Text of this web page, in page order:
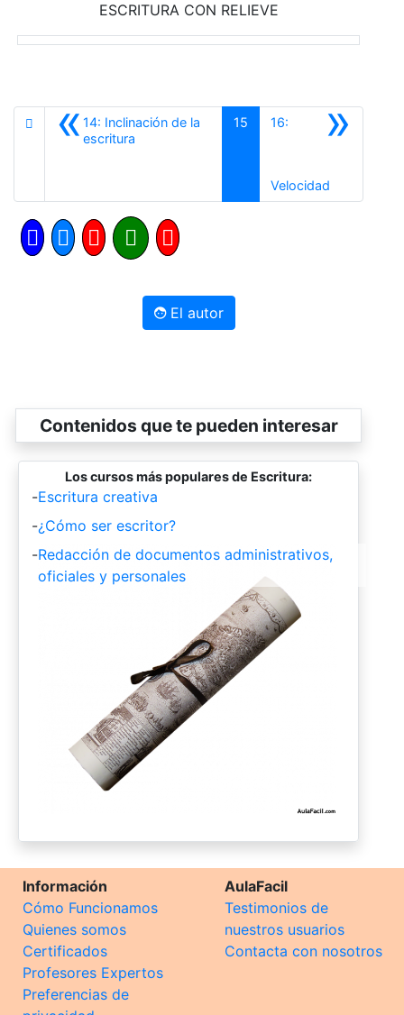
ESCRITURA CON RELIEVE
«14: Inclinación de la
escritura
15 »
16:
VelocidadSiguiente
El autor
Contenidos que te pueden interesar
Los cursos más populares de Escritura:
-Escritura creativa
-¿Cómo ser escritor?
-Redacción de documentos administrativos,
oficiales y personales
Información
Cómo Funcionamos
Quienes somos
Certificados
Profesores Expertos
Preferencias de
AulaFacil
Testimonios de
nuestros usuarios
Contacta con nosotros